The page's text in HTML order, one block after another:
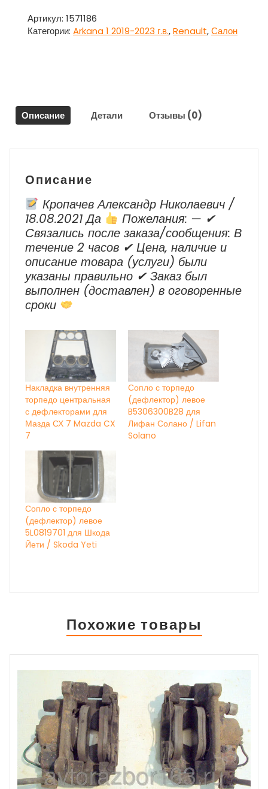
внутренняя
торпедо
Аркана
/
2023
Артикул: 1571186
Категории: Arkana 1 2019-2023 г.в.,Renault,Салон
Описание Детали Отзывы (0)
Описание
Кропачев Александр Николаевич /
18.08.2021 Да
Пожелания: — ✔
Cвязались после заказа/сообщения: В
течение 2 часов ✔ Цена, наличие и
описание товара (услуги) были
указаны правильно ✔ Заказ был
выполнен (доставлен) в оговоренные
сроки
Накладка внутренняя
торпедо центральная
с дефлекторами для
Мазда СХ 7 Mazda CX
7
Сопло с торпедо
(дефлектор) левое
B5306300B28 для
Лифан Солано / Lifan
Solano
Сопло с торпедо
(дефлектор) левое
5L0819701 для Шкода
Йети / Skoda Yeti
Похожие товары